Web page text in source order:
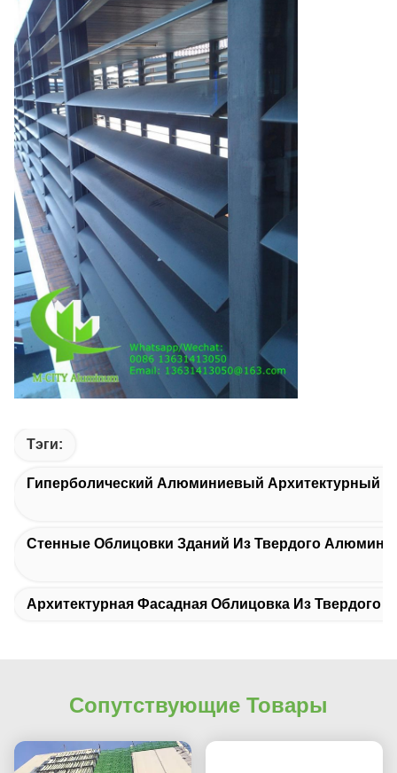
Тэги:
Гиперболический Алюминиевый Архитектурный
Стенные Облицовки Зданий Из Твердого
Архитектурная Фасадная Облицовка Из Твердого
Сопутствующие Товары